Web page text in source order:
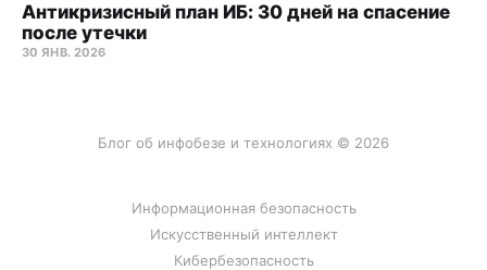
Антикризисный план ИБ: 30 дней на спасение
после утечки
30 ЯНВ. 2026
Блог об инфобезе и технологиях © 2026
Информационная безопасность
Искусственный интеллект
Кибербезопасность